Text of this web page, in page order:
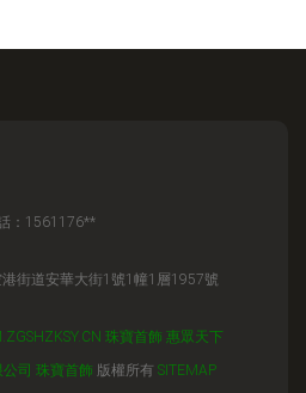
：1561176**
街道安華大街1號1幢1層1957號
珠寶首飾 惠眾天下
司 珠寶首飾 版權所有 SITEMAP